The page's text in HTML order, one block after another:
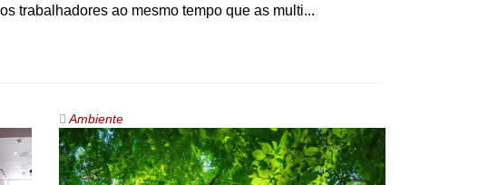
trabalhadores ao mesmo tempo que as multi...
Ambiente